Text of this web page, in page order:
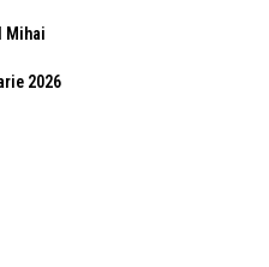
Mihai
2026